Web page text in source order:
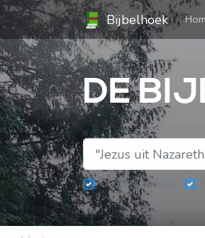
Bijbelhoek
DE
Oude Testament